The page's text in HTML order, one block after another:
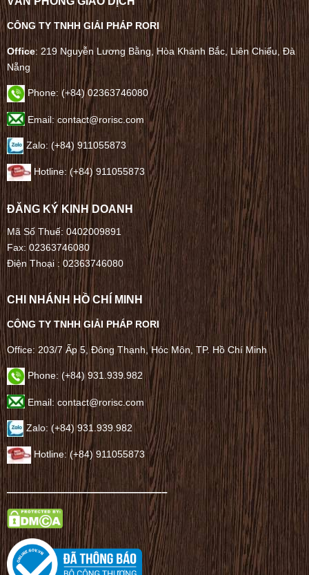
CÔNG TY TNHH GIẢI PHÁP RORI
Office: 219 Nguyễn Lương Bằng, Hòa Khánh Bắc, Liên Chiểu, Đà
Nẵng
Phone:(+84) 02363746080
Email: contact@rorisc.com
Zalo: (+84) 911055873
Hotline: (+84) 911055873
ĐĂNG KÝ KINH DOANH
Mã Số Thuế: 0402009891
Fax: 02363746080
Điện Thoại :02363746080
CHI NHÁNH HỒ CHÍ MINH
CÔNG TY TNHH GIẢI PHÁP RORI
Office: 203/7 Ấp 5, Đông Thạnh, Hóc Môn, TP. Hồ Chí Minh
Phone: (+84) 931.939.982
Email: contact@rorisc.com
Zalo: (+84) 931.939.982
Hotline: (+84) 911055873
——————————————–